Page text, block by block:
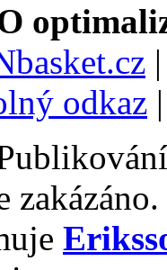
odkaz
zakázáno.